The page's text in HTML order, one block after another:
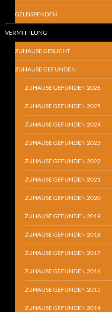
GELDSPENDEN
VERMITTLUNG
ZUHAUSE GESUCHT
ZUHAUSE GEFUNDEN
ZUHAUSE GEFUNDEN 2026
ZUHAUSE GEFUNDEN 2025
ZUHAUSE GEFUNDEN 2024
ZUHAUSE GEFUNDEN 2023
ZUHAUSE GEFUNDEN 2022
ZUHAUSE GEFUNDEN 2021
ZUHAUSE GEFUNDEN 2020
ZUHAUSE GEFUNDEN 2019
ZUHAUSE GEFUNDEN 2018
ZUHAUSE GEFUNDEN 2017
ZUHAUSE GEFUNDEN 2016
ZUHAUSE GEFUNDEN 2015
ZUHAUSE GEFUNDEN 2014